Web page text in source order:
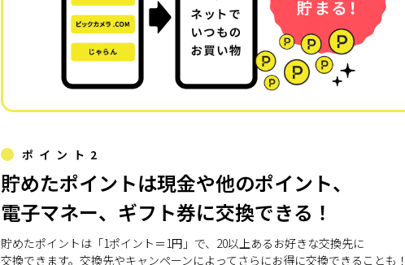
ポイント2
貯めたポイントは現金や他のポイント、
電子マネー、ギフト券に交換できる！
貯めたポイントは「1ポイント＝1円」で、20以上あるお好きな交換先に
交換できます。交換先やキャンペーンによってさらにお得に交換できることも